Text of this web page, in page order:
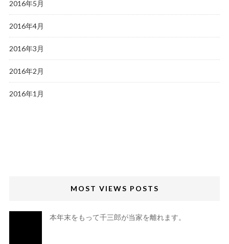
2016年5月
2016年4月
2016年3月
2016年2月
2016年1月
MOST VIEWS POSTS
本年末をもって千三郎が当家を離れます。